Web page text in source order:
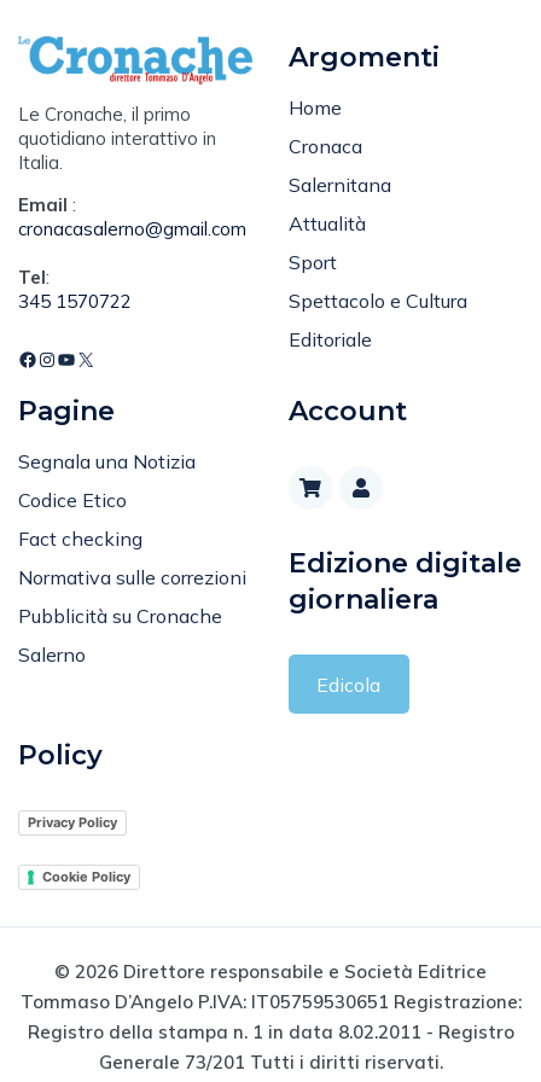
Le Cronache, il primo
quotidiano interattivo in
Italia.
Email :
cronacasalerno@gmail.com
Tel:
345 1570722
Argomenti
Home
Cronaca
Salernitana
Attualità
Sport
Spettacolo e Cultura
Editoriale
Pagine
Segnala una Notizia
Codice Etico
Fact checking
Normativa sulle correzioni
Pubblicità su Cronache
Salerno
Account
Edizione digitale
giornaliera
Edicola
Policy
Privacy Policy
Cookie Policy
© 2026 Direttore responsabile e Società Editrice
Tommaso D’Angelo P.IVA: IT05759530651 Registrazione:
Registro della stampa n. 1 in data 8.02.2011 - Registro
Generale 73/201 Tutti i diritti riservati.